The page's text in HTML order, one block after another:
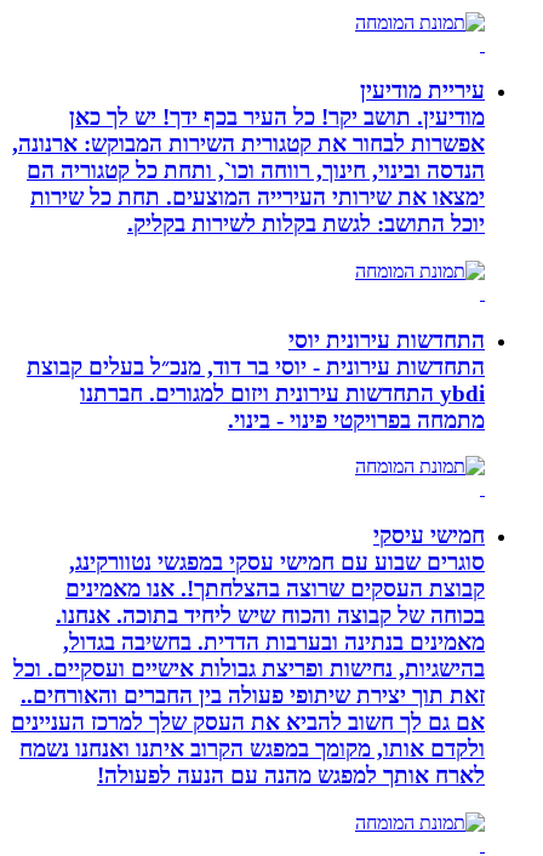
עיריית מודיעין
מודיעין. תושב יקר! כל העיר בכף ידך! יש לך כאן
אפשרות לבחור את קטגורית השירות המבוקש: ארנונה,
הנדסה ובינוי, חינוך, רווחה וכו`, ותחת כל קטגוריה הם
ימצאו את שירותי העירייה המוצעים. תחת כל שירות
יוכל התושב: לגשת בקלות לשירות בקליק.
התחדשות עירונית יוסי
התחדשות עירונית - יוסי בר דוד, מנכ״ל בעלים קבוצת
ybdi התחדשות עירונית ויזום למגורים. חברתנו
מתמחה בפרויקטי פינוי - בינוי.
חמישי עיסקי
סוגרים שבוע עם חמישי עסקי במפגשי נטוורקינג,
קבוצת העסקים שרוצה בהצלחתך!. אנו מאמינים
בכוחה של קבוצה והכוח שיש ליחיד בתוכה. אנחנו.
מאמינים בנתינה ובערבות הדדית. בחשיבה בגדול,
בהישגיות, נחישות ופריצת גבולות אישיים ועסקיים. וכל
זאת תוך יצירת שיתופי פעולה בין החברים והאורחים..
אם גם לך חשוב להביא את העסק שלך למרכז העניינים
ולקדם אותו, מקומך במפגש הקרוב איתנו ואנחנו נשמח
לארח אותך למפגש מהנה עם הנעה לפעולה!